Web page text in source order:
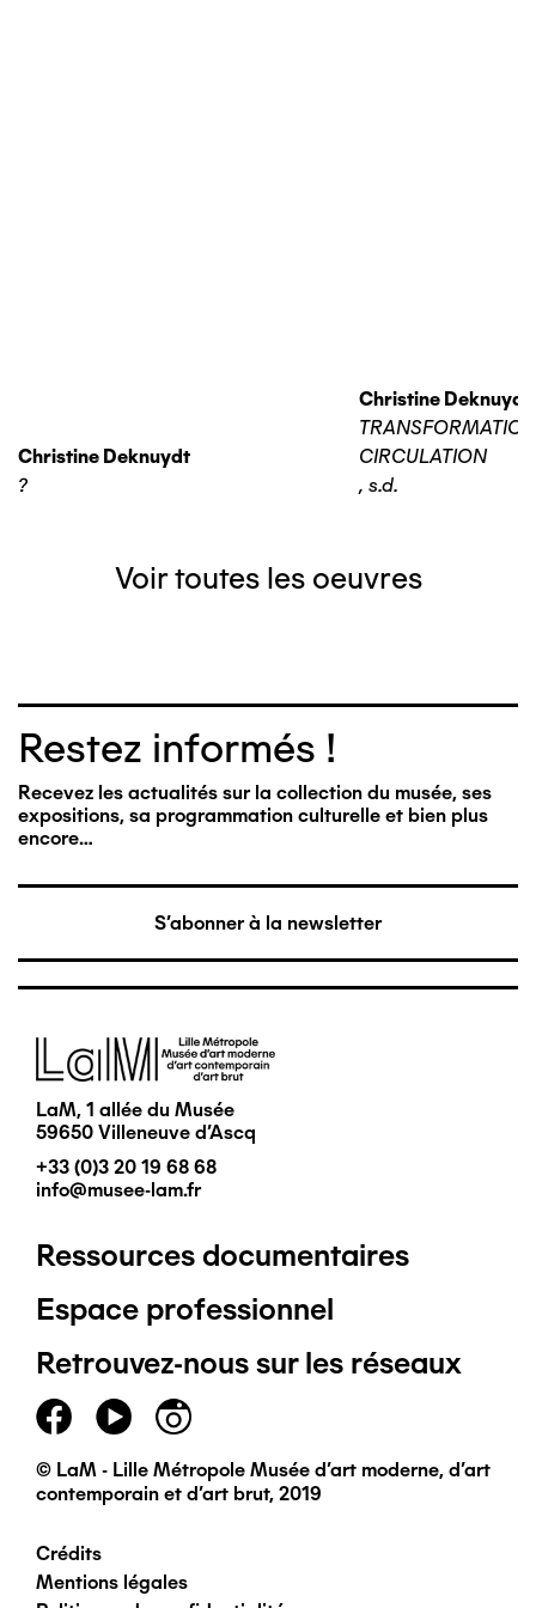
Christine Deknuydt
?
Christine Deknuydt
TRANSFORMATION
CIRCULATION
, s.d.
Voir toutes les oeuvres
Restez informés !
Recevez les actualités sur la collection du musée, ses
expositions, sa programmation culturelle et bien plus
encore…
S'abonner à la newsletter
Image
LaM, 1 allée du Musée
59650 Villeneuve d'Ascq
+33 (0)3 20 19 68 68
info@musee-lam.fr
Pied
de
page
principal
Ressources documentaires
Espace professionnel
Retrouvez-nous sur les réseaux
© LaM - Lille Métropole Musée d'art moderne, d'art
contemporain et d'art brut, 2019
Pied
Crédits
Mentions légales